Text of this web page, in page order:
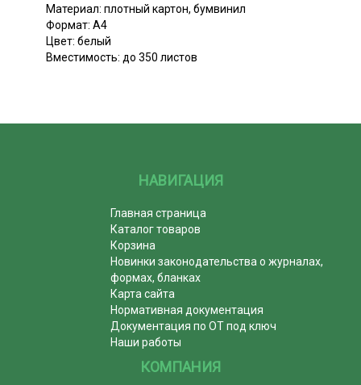
Материал: плотный картон, бумвинил
Формат: А4
Цвет: белый
Вместимость: до 350 листов
НАВИГАЦИЯ
Главная страница
Каталог товаров
Корзина
Новинки законодательства о журналах,
формах, бланках
Карта сайта
Нормативная документация
Документация по ОТ под ключ
Наши работы
КОМПАНИЯ